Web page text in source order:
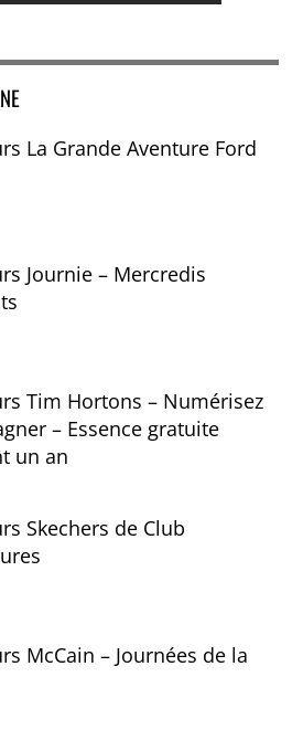
La Grande Aventure Ford
Journie – Mercredis
Tim Hortons – Numérisez
– Essence gratuite
un an
Skechers de Club
McCain – Journées de la